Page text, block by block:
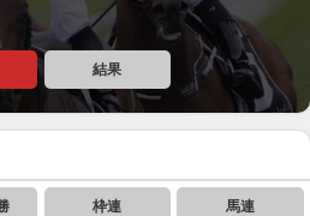
結果
枠連 馬連